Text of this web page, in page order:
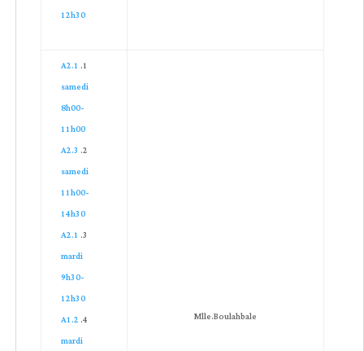
12h30
Mlle.Boulahbale
A2.1
samedi
8h00-
11h00
A2.3
samedi
11h00-
14h30
A2.1
mardi
9h30-
12h30
A1.2
mardi